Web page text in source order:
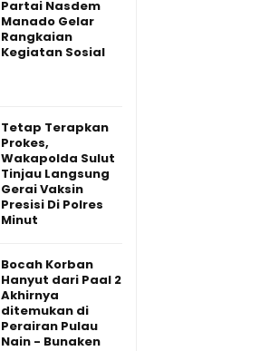
Partai Nasdem
Manado Gelar
Rangkaian
Kegiatan Sosial
Tetap Terapkan
Prokes,
Wakapolda Sulut
Tinjau Langsung
Gerai Vaksin
Presisi Di Polres
Minut
Bocah Korban
Hanyut dari Paal 2
Akhirnya
ditemukan di
Perairan Pulau
Nain - Bunaken